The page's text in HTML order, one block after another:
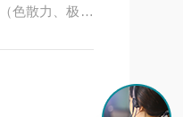
色散力、极性